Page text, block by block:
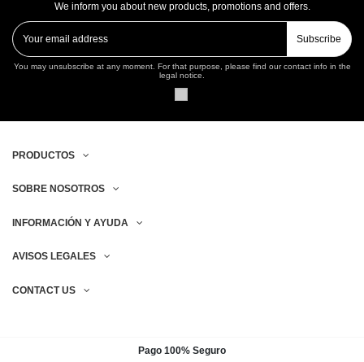
We inform you about new products, promotions and offers.
Subscribe
You may unsubscribe at any moment. For that purpose, please find our contact info in the
legal notice.
PRODUCTOS
SOBRE NOSOTROS
INFORMACIÓN Y AYUDA
AVISOS LEGALES
CONTACT US
Pago 100% Seguro